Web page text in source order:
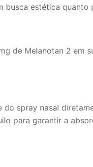
busca estética quanto
de Melanotan 2 em
do spray nasal
para garantir a